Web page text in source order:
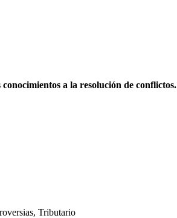
a la resolución de conflictos.
, Tributario